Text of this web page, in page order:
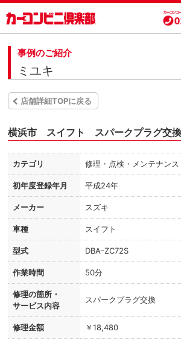
事例のご紹介
ミユキ
店舗詳細TOPに戻る
横浜市 スイフト スパークプラグ交換
カテゴリ 修理・点検・メンテナンス
初年度登録年月 平成24年
メーカー スズキ
車種 スイフト
型式 DBA-ZC72S
作業時間 50分
修理の箇所・
サービス内容
スパークプラグ交換
修理金額 ￥18,480